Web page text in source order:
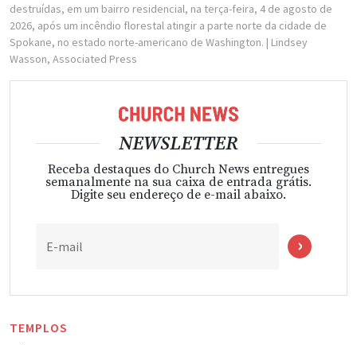
destruídas, em um bairro residencial, na terça-feira, 4 de agosto de
2026, após um incêndio florestal atingir a parte norte da cidade de
Spokane, no estado norte-americano de Washington. | Lindsey
Wasson, Associated Press
NEWSLETTER
Receba destaques do Church News entregues
semanalmente na sua caixa de entrada grátis.
Digite seu endereço de e-mail abaixo.
E-mail
TEMPLOS